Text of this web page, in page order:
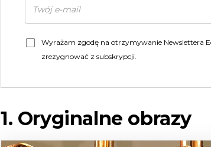
Wyrażam zgodę na otrzymywanie Newslettera
zrezygnować z subskrypcji.
1. Oryginalne obrazy